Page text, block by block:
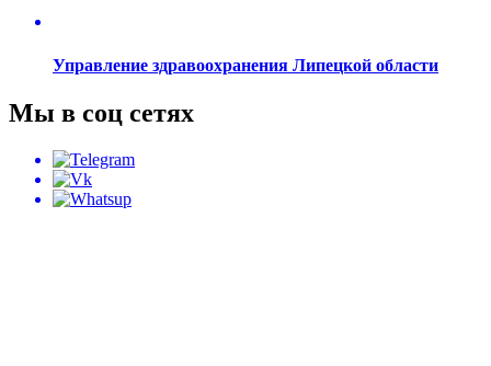
Управление здравоохранения Липецкой области
Мы в соц сетях